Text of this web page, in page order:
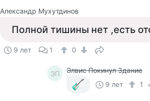
Александр Мухутдинов
Полной тишины нет ,есть
9 лет 1 0
ЭП
Элвис Покинул Здание
9 лет
1